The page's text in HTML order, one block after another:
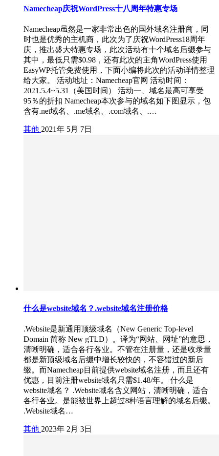
Namecheap庆祝WordPress十八周年特惠专场
Namecheap虽然是一家非常出色的国外域名注册商，同
时也是优秀的主机商，此次为了庆祝WordPress18周年
庆，推出盛大特惠专场，此次活动有十个域名后缀参与
其中，最低只需$0.98，还有此次的主角WordPress使用
EasyWP托管免费使用，下面小编将此次的活动详情整理
给大家。 活动地址：Namecheap官网 活动时间：
2021.5.4~5.31（美国时间） 活动一、域名最高可享受
95％的折扣 Namecheap本次参与的域名如下图显示，包
含有.net域名、.me域名、.com域名、.…
其他 2021年 5月 7日
什么是website域名？.website域名注册价格
.Website是新通用顶级域名（New Generic Top-level
Domain 简称 New gTLD）。译为“网站、网址”的意思，
清晰明确，适合各行各业。不管在注册量，还是收录量
都是新顶级域名后缀中增长较快的，不容错过的新后
缀。而Namecheap目前提供website域名注册，而且还有
优惠，目前注册website域名只需$1.48/年。 什么是
website域名？ .Website域名含义网站，清晰明确，适合
各行各业。是能被世界上超过8种语言理解的域名后缀。
.Website域名…
其他 2023年 2月 3日